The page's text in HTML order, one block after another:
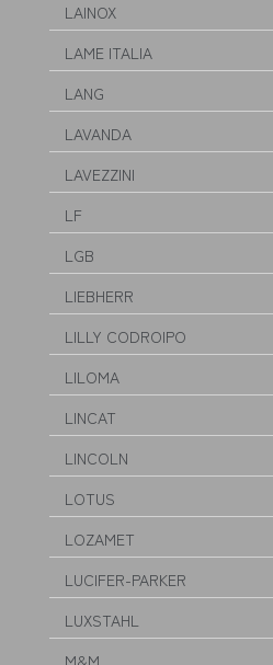
LAINOX
LAME ITALIA
LANG
LAVANDA
LAVEZZINI
LF
LGB
LIEBHERR
LILLY CODROIPO
LILOMA
LINCAT
LINCOLN
LOTUS
LOZAMET
LUCIFER-PARKER
LUXSTAHL
M&M